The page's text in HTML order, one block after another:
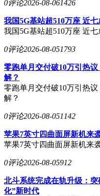
0评论2026-08-061426
我国5G基站超510万座 近
我国5G基站超510万座 近
0评论2026-08-051793
零跑单月交付破10万引热
解？
零跑单月交付破10万引热
解？
0评论2026-08-051142
苹果7英寸四曲面屏新机来
苹果7英寸四曲面屏新机来
0评论2026-08-05912
北斗系统完成在轨升级：
化”新时代